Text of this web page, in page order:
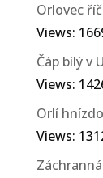
Orlovec
Views:
Čáp bílý v
Views:
Orlí
Views: